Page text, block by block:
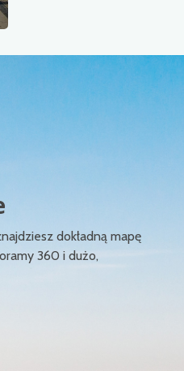
dokładną mapę
360 i dużo,